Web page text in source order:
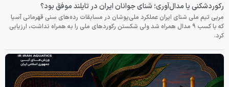
رکوردشکنی یا مدال‌آوری؛ شنای جوانان ایران در تایلند موفق بود؟
مربی تیم ملی شنای ایران عملکرد ملی‌پوشان در مسابقات رده‌های سنی قهرمانی آسیا
که با کسب ۹ مدال همراه شد ولی شکستن رکوردهای ملی را به همراه نداشت، ارزیابی
کرد.